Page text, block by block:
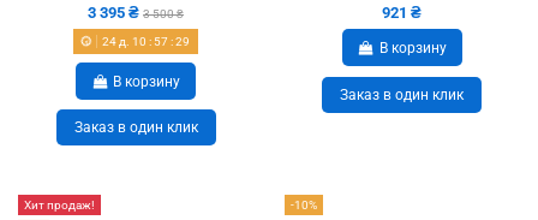
3 395 ₴3 500 ₴
24 д. 10 : 57:28
В корзину
Заказ в один клик
921 ₴
В корзину
Заказ в один клик
Хит продаж!
-10%